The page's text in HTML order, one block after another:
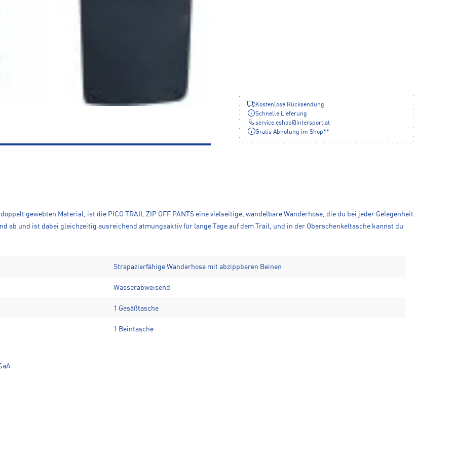
Kostenlose Rücksendung
Schnelle Lieferung
service.eshop@intersport.at
Gratis Abholung im Shop**
gewebten Material, ist die PICO TRAIL ZIP OFF PANTS eine vielseitige, wandelbare Wanderhose, die du bei jeder Gelegenheit
ab und ist dabei gleichzeitig ausreichend atmungsaktiv für lange Tage auf dem Trail, und in der Oberschenkeltasche kannst du
Strapazierfähige Wanderhose mit abzippbaren Beinen
Wasserabweisend
1 Gesäßtasche
1 Beintasche